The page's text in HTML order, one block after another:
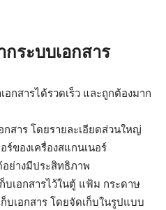
ระบบเอกสาร
กสารได้รวดเร็ว และถูกต้องมาก
สาร โดยรายละเอียดส่วนใหญ่
ร์ของเครื่องสแกนเนอร์
อย่างมีประสิทธิภาพ
บเอกสารไว้ในตู้ แฟ้ม กระดาษ
บเอกสาร โดยจัดเก็บในรูปแบบ